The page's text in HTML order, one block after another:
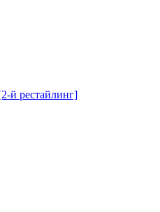
й рестайлинг]